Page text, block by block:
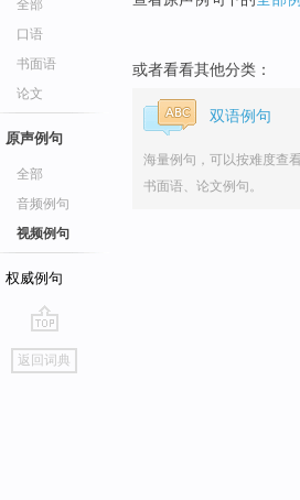
全部
口语
书面语
论文
原声例句
全部
音频例句
视频例句
权威例句
go
top
返回词典
或者看看其他分类：
双语例句
海量例句，可以按难度查看
书面语、论文例句。